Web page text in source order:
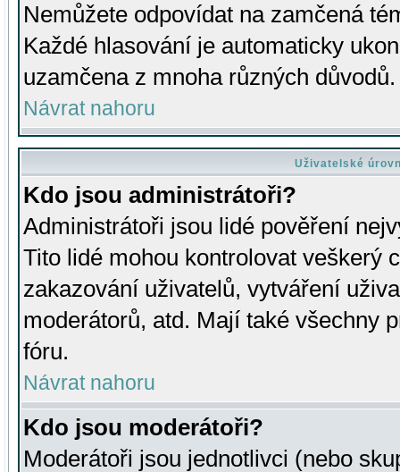
Nemůžete odpovídat na zamčená
Každé hlasování je automaticky
uzamčena z mnoha různých důvodů.
Návrat nahoru
Uživatelské
Kdo jsou administrátoři?
Administrátoři jsou lidé pověření
Tito lidé mohou kontrolovat veškerý
zakazování uživatelů, vytváření
moderátorů, atd. Mají také všechny
fóru.
Návrat nahoru
Kdo jsou moderátoři?
Moderátoři jsou jednotlivci (nebo